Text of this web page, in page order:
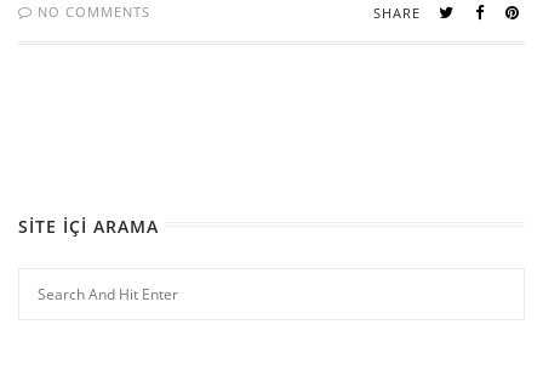
NO COMMENTS SHARE
SITE İÇI ARAMA